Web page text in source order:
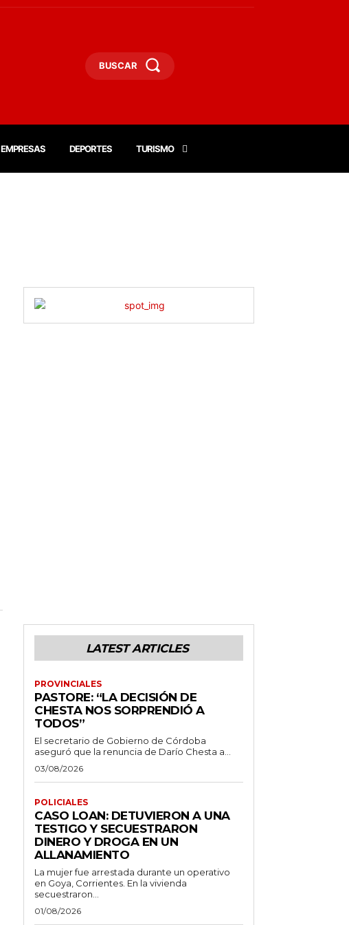
BUSCAR
EMPRESAS DEPORTES TURISMO
LATEST ARTICLES
PROVINCIALES
PASTORE: “LA DECISIÓN DE
CHESTA NOS SORPRENDIÓ A
TODOS”
El secretario de Gobierno de Córdoba
aseguró que la renuncia de Darío Chesta a...
03/08/2026
POLICIALES
CASO LOAN: DETUVIERON A UNA
TESTIGO Y SECUESTRARON
DINERO Y DROGA EN UN
ALLANAMIENTO
La mujer fue arrestada durante un operativo
en Goya, Corrientes. En la vivienda
secuestraron...
01/08/2026